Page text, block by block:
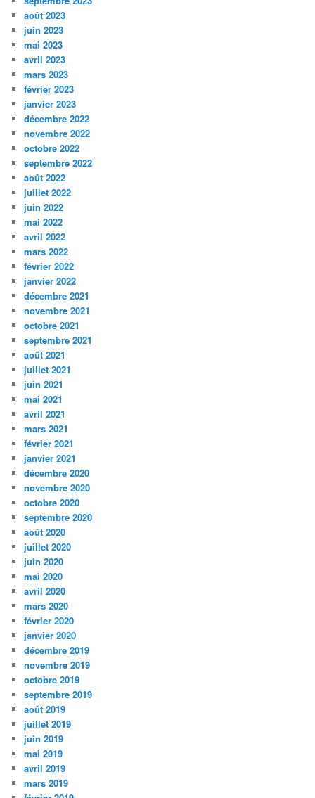
août 2023
juin 2023
mai 2023
avril 2023
mars 2023
février 2023
janvier 2023
décembre 2022
novembre 2022
octobre 2022
septembre 2022
août 2022
juillet 2022
juin 2022
mai 2022
avril 2022
mars 2022
février 2022
janvier 2022
décembre 2021
novembre 2021
octobre 2021
septembre 2021
août 2021
juillet 2021
juin 2021
mai 2021
avril 2021
mars 2021
février 2021
janvier 2021
décembre 2020
novembre 2020
octobre 2020
septembre 2020
août 2020
juillet 2020
juin 2020
mai 2020
avril 2020
mars 2020
février 2020
janvier 2020
décembre 2019
novembre 2019
octobre 2019
septembre 2019
août 2019
juillet 2019
juin 2019
mai 2019
avril 2019
mars 2019